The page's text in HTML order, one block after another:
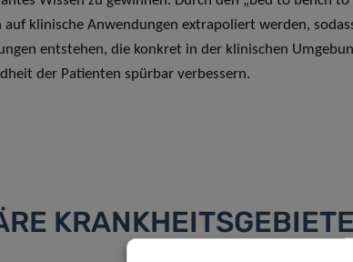
auf klinische Anwendungen extrapoliert werden,
entstehen, die konkret in der klinischen
der Patienten spürbar verbessern.
KRANKHEITSGEBIETE